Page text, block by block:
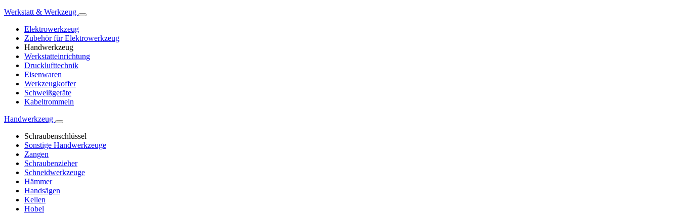
Werkstatt & Werkzeug
Elektrowerkzeug
Zubehör für Elektrowerkzeug
Handwerkzeug
Werkstatteinrichtung
Drucklufttechnik
Eisenwaren
Werkzeugkoffer
Schweißgeräte
Kabeltrommeln
Handwerkzeug
Schraubenschlüssel
Sonstige Handwerkzeuge
Zangen
Schraubenzieher
Schneidwerkzeuge
Hämmer
Handsägen
Kellen
Hobel